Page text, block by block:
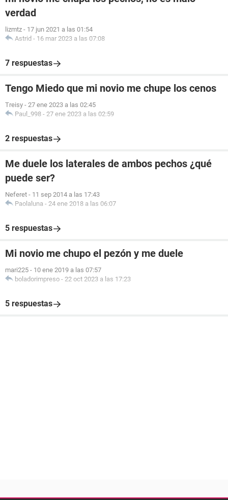
verdad
lizmtz - 17 jun 2021 a las 01:54
Astrid - 16 mar 2023 a las 07:08
7 respuestas
Tengo Miedo que mi novio me chupe los cenos
Treisy - 27 ene 2023 a las 02:45
Paul_998 - 27 ene 2023 a las 02:59
2 respuestas
Me duele los laterales de ambos pechos ¿qué
puede ser?
Neferet - 11 sep 2014 a las 17:43
Paolaluna - 24 ene 2018 a las 06:07
5 respuestas
Mi novio me chupo el pezón y me duele
mari225 - 10 ene 2019 a las 07:57
boladorimpreso - 22 oct 2023 a las 17:23
5 respuestas